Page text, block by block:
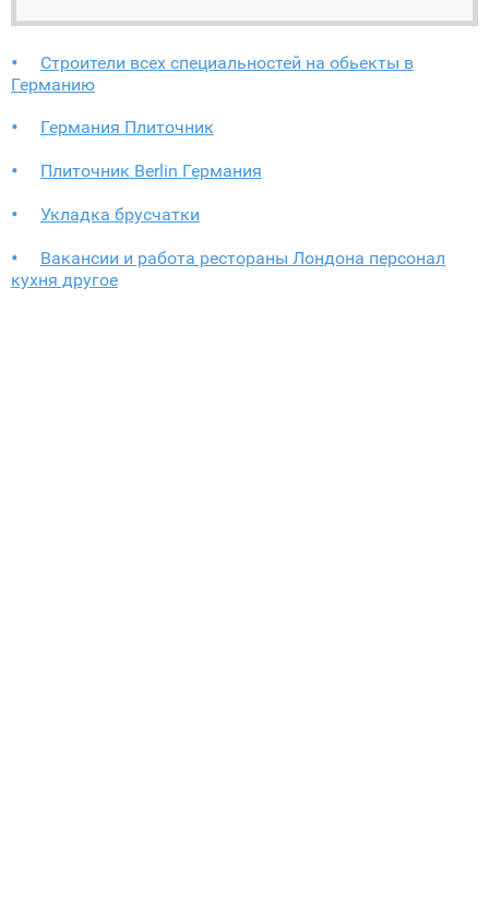
Строители всех специальностей на обьекты в
Германию
Германия Плиточник
Плиточник Berlin Германия
Укладка брусчатки
Вакансии и работа рестораны Лондона персонал
кухня другое